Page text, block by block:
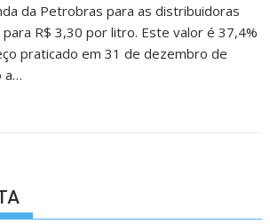
da Petrobras para as distribuidoras
R$ 3,30 por litro. Este valor é 37,4%
praticado em 31 de dezembro de
a…